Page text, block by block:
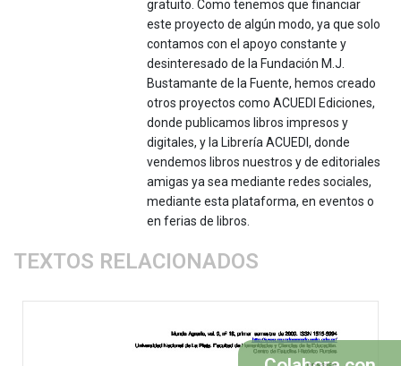
gratuito. Como tenemos que financiar
este proyecto de algún modo, ya que solo
contamos con el apoyo constante y
desinteresado de la Fundación M.J.
Bustamante de la Fuente, hemos creado
otros proyectos como ACUEDI Ediciones,
donde publicamos libros impresos y
digitales, y la Librería ACUEDI, donde
vendemos libros nuestros y de editoriales
amigas ya sea mediante redes sociales,
mediante esta plataforma, en eventos o
en ferias de libros.
TEXTOS RELACIONADOS